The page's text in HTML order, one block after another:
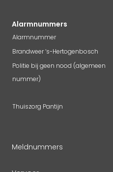
Alarmnummers
Alarmnummer
Brandweer ‘s-Hertogenbosch
Politie bij geen nood (algemeen
nummer)
Thuiszorg Pantijn
Meldnummers